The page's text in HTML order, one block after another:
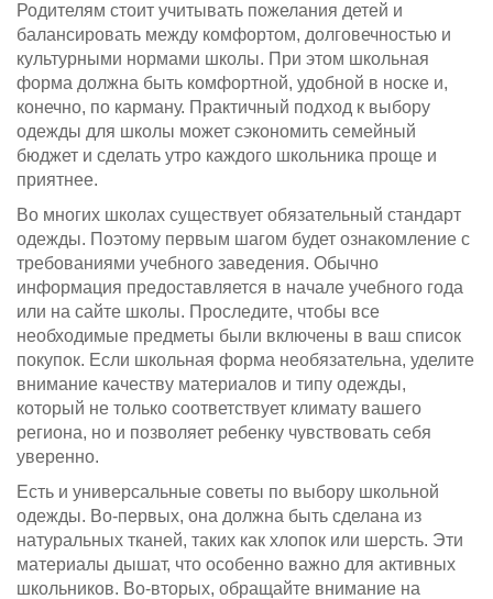
Родителям стоит учитывать пожелания детей и
балансировать между комфортом, долговечностью и
культурными нормами школы. При этом школьная
форма должна быть комфортной, удобной в носке и,
конечно, по карману. Практичный подход к выбору
одежды для школы может сэкономить семейный
бюджет и сделать утро каждого школьника проще и
приятнее.
Во многих школах существует обязательный стандарт
одежды. Поэтому первым шагом будет ознакомление с
требованиями учебного заведения. Обычно
информация предоставляется в начале учебного года
или на сайте школы. Проследите, чтобы все
необходимые предметы были включены в ваш список
покупок. Если школьная форма необязательна, уделите
внимание качеству материалов и типу одежды,
который не только соответствует климату вашего
региона, но и позволяет ребенку чувствовать себя
уверенно.
Есть и универсальные советы по выбору школьной
одежды. Во-первых, она должна быть сделана из
натуральных тканей, таких как хлопок или шерсть. Эти
материалы дышат, что особенно важно для активных
школьников. Во-вторых, обращайте внимание на